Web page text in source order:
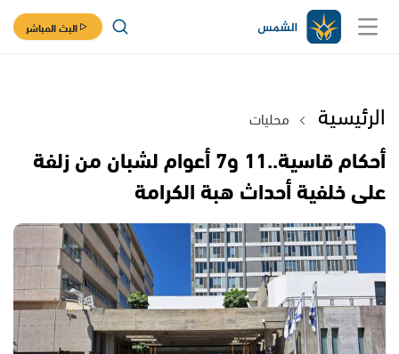
البث المباشر
الرئيسية محليات
أحكام قاسية..11 و7 أعوام لشبان من زلفة
على خلفية أحداث هبة الكرامة